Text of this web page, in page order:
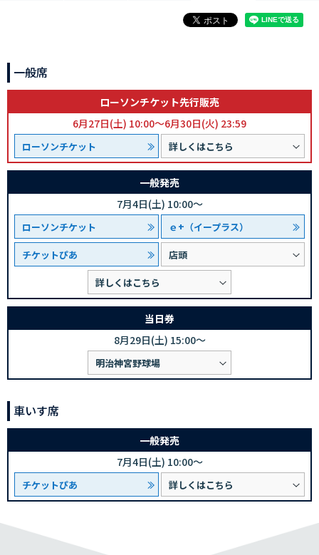
一般席
ローソンチケット先行販売
6月27日(土) 10:00～6月30日(火) 23:59
ローソンチケット 詳しくはこちら
一般発売
7月4日(土) 10:00～
ローソンチケット ｅ+（イープラス）
チケットぴあ 店頭
詳しくはこちら
当日券
8月29日(土) 15:00～
明治神宮野球場
車いす席
一般発売
7月4日(土) 10:00～
チケットぴあ 詳しくはこちら